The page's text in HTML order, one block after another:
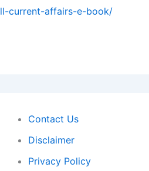
ll-current-affairs-e-book/
Contact Us
Disclaimer
Privacy Policy